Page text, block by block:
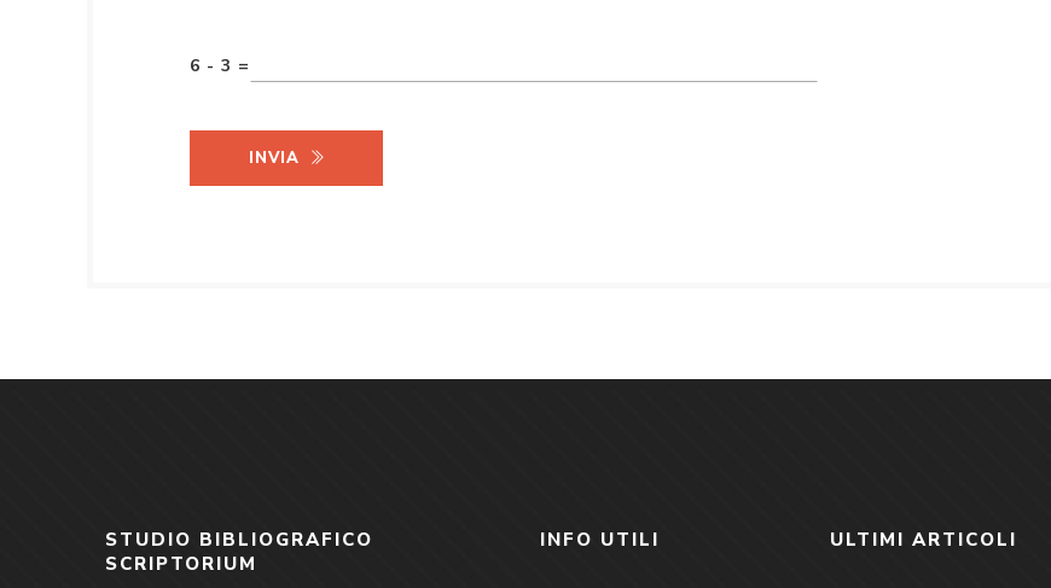
6 - 3 =
INVIA
STUDIO BIBLIOGRAFICO
SCRIPTORIUM
INFO UTILI ULTIMI ARTICOLI